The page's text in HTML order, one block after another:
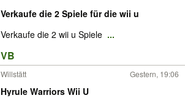
Verkaufe die 2 Spiele für die wii u
Verkaufe die 2 wii u Spiele ...
VB
Willstätt Gestern, 19:06
Hyrule Warriors Wii U